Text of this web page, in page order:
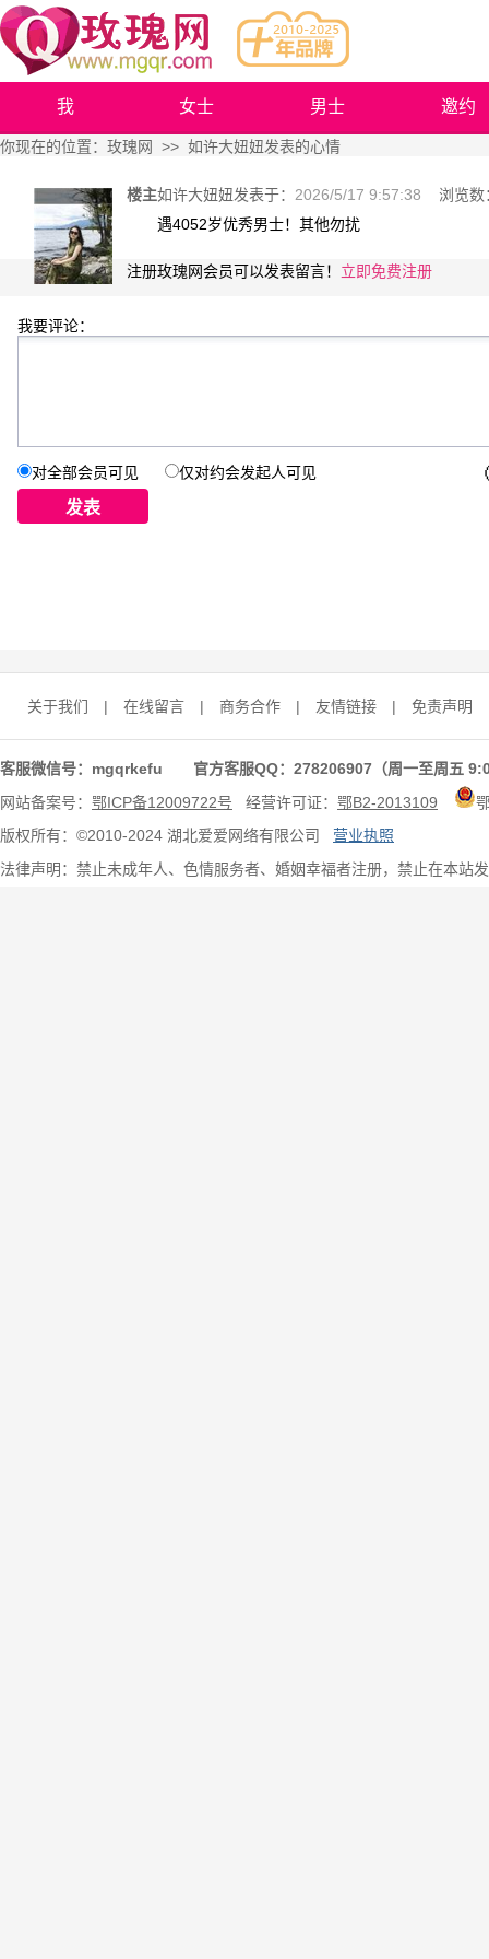
我 女士 男士 邀约
你现在的位置： 玫瑰网 >> 如许大妞妞发表的心情
楼主如许大妞妞发表于： 2026/5/17 9:57:38 浏览数
遇4052岁优秀男士！其他勿扰
注册玫瑰网会员可以发表留言！ 立即免费注册
我要评论：
对全部会员可见 仅对约会发起人可见
关于我们 | 在线留言 | 商务合作 | 友情链接 | 免责声明
客服微信号：mgqrkefu 官方客服QQ：278206907（周一至周五
网站备案号： 鄂ICP备12009722号 经营许可证： 鄂B2-2013109
版权所有：©2010-2024 湖北爱爱网络有限公司 营业执照
法律声明：禁止未成年人、色情服务者、婚姻幸福者注册，禁止在本站